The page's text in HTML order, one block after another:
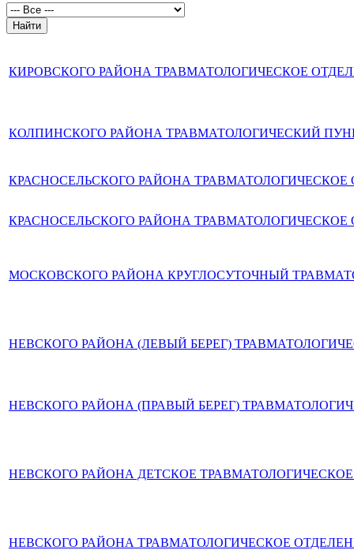
КИРОВСКОГО РАЙОНА ТРАВМАТОЛОГИЧЕСКОЕ
КОЛПИНСКОГО РАЙОНА ТРАВМАТОЛОГИЧЕСКИЙ
КРАСНОСЕЛЬСКОГО РАЙОНА ТРАВМАТОЛОГИЧЕСКОЕ
КРАСНОСЕЛЬСКОГО РАЙОНА ТРАВМАТОЛОГИЧЕСКОЕ
МОСКОВСКОГО РАЙОНА КРУГЛОСУТОЧНЫЙ
НЕВСКОГО РАЙОНА (ЛЕВЫЙ БЕРЕГ)
НЕВСКОГО РАЙОНА (ПРАВЫЙ БЕРЕГ)
НЕВСКОГО РАЙОНА ДЕТСКОЕ
НЕВСКОГО РАЙОНА ТРАВМАТОЛОГИЧЕСКОЕ